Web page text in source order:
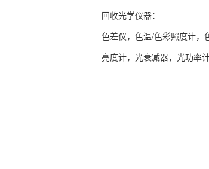
回收光学仪器：
色差仪，色温/色彩照度计，
亮度计，光衰减器，光功率